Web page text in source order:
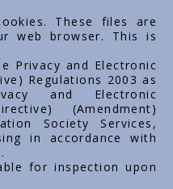
These files are
web browser. This is
Privacy and Electronic
Regulations 2003 as
and Electronic
(Amendment)
Society Services,
in accordance with
for inspection upon